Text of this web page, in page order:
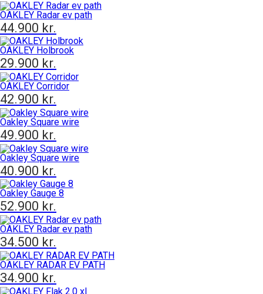
OAKLEY Radar ev path
44.900 kr.
OAKLEY Holbrook
29.900 kr.
OAKLEY Corridor
42.900 kr.
Oakley Square wire
49.900 kr.
Oakley Square wire
40.900 kr.
Oakley Gauge 8
52.900 kr.
OAKLEY Radar ev path
34.500 kr.
OAKLEY RADAR EV PATH
34.900 kr.